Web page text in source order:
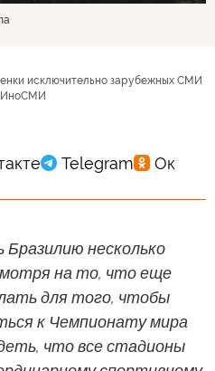
исключительно зарубежных СМИ
ИноСМИ
несколько
на то, что еще
для того, чтобы
к Чемпионату мира
что все стадионы